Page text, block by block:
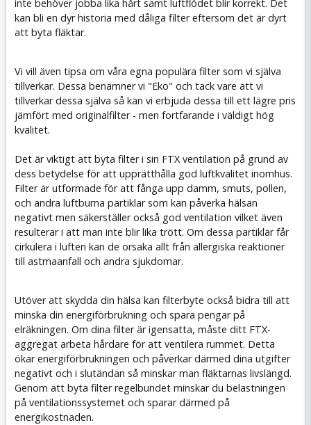
inte behöver jobba lika hårt samt luftflödet blir korrekt. Det
kan bli en dyr historia med dåliga filter eftersom det är dyrt
att byta fläktar.
Vi vill även tipsa om våra egna populära filter som vi själva
tillverkar. Dessa benämner vi "Eko" och tack vare att vi
tillverkar dessa själva så kan vi erbjuda dessa till ett lägre pris
jämfört med originalfilter - men fortfarande i väldigt hög
kvalitet.
Det är viktigt att byta filter i sin FTX ventilation på grund av
dess betydelse för att upprätthålla god luftkvalitet inomhus.
Filter är utformade för att fånga upp damm, smuts, pollen,
och andra luftburna partiklar som kan påverka hälsan
negativt men säkerställer också god ventilation vilket även
resulterar i att man inte blir lika trött. Om dessa partiklar får
cirkulera i luften kan de orsaka allt från allergiska reaktioner
till astmaanfall och andra sjukdomar.
Utöver att skydda din hälsa kan filterbyte också bidra till att
minska din energiförbrukning och spara pengar på
elräkningen. Om dina filter är igensatta, måste ditt FTX-
aggregat arbeta hårdare för att ventilera rummet. Detta
ökar energiförbrukningen och påverkar därmed dina utgifter
negativt och i slutändan så minskar man fläktarnas livslängd.
Genom att byta filter regelbundet minskar du belastningen
på ventilationssystemet och sparar därmed på
energikostnaden.